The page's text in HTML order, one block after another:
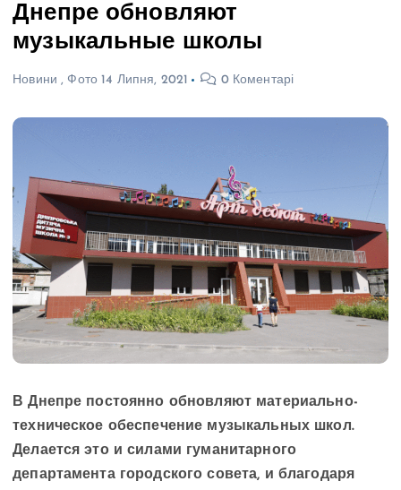
Днепре обновляют
музыкальные школы
Новини , Фото 14 Липня, 2021 0 Коментарі
В Днепре постоянно обновляют материально-
техническое обеспечение музыкальных школ.
Делается это и силами гуманитарного
департамента городского совета, и благодаря